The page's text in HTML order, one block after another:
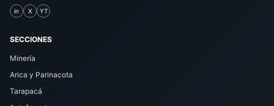
in X YT
SECCIONES
Minería
Arica y Parinacota
Tarapacá